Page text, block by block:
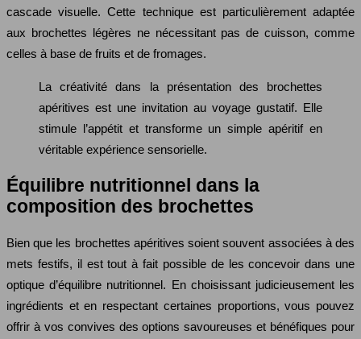
cascade visuelle. Cette technique est particulièrement adaptée
aux brochettes légères ne nécessitant pas de cuisson, comme
celles à base de fruits et de fromages.
La créativité dans la présentation des brochettes
apéritives est une invitation au voyage gustatif. Elle
stimule l’appétit et transforme un simple apéritif en
véritable expérience sensorielle.
Équilibre nutritionnel dans la
composition des brochettes
Bien que les brochettes apéritives soient souvent associées à des
mets festifs, il est tout à fait possible de les concevoir dans une
optique d’équilibre nutritionnel. En choisissant judicieusement les
ingrédients et en respectant certaines proportions, vous pouvez
offrir à vos convives des options savoureuses et bénéfiques pour